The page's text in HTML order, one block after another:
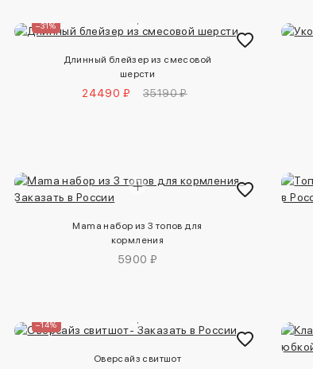
–31%
Длинный блейзер из смесовой
шерсти
24490 ₽ 35190 ₽
Mama набор из 3 топов для
кормления
5900 ₽
–14%
Оверсайз свитшот